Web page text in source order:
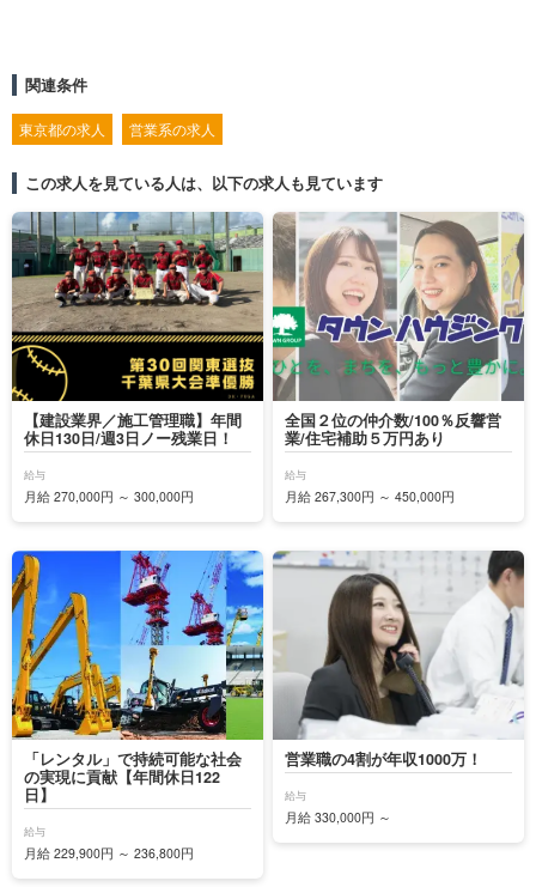
関連条件
東京都の求人 営業系の求人
この求人を見ている人は、以下の求人も見ています
【建設業界／施工管理職】年間
休日130日/週3日ノー残業日！
給与
月給 270,000円 ～ 300,000円
全国２位の仲介数/100％反響営
業/住宅補助５万円あり
給与
月給 267,300円 ～ 450,000円
「レンタル」で持続可能な社会
の実現に貢献【年間休日122
日】
給与
月給 229,900円 ～ 236,800円
営業職の4割が年収1000万！
給与
月給 330,000円 ～